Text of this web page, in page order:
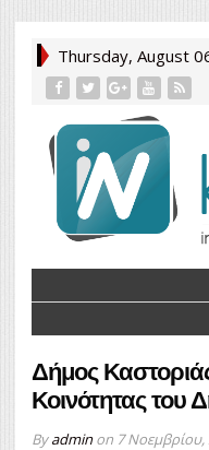
Thursday, August
Δήμος
Κοινότητας του
Byadminon 7 Νοεμβρίου,